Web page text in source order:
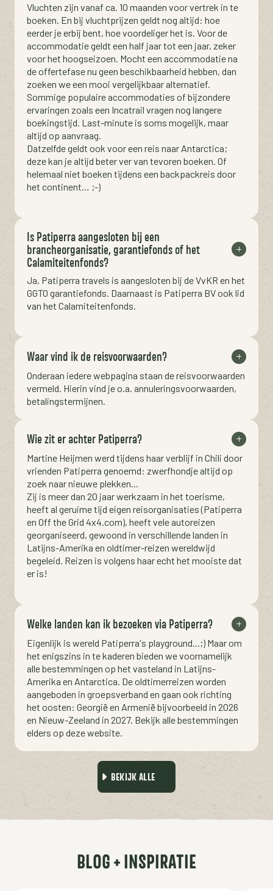
Vluchten zijn vanaf ca. 10 maanden voor vertrek in te
boeken. En bij vluchtprijzen geldt nog altijd: hoe
eerder je erbij bent, hoe voordeliger het is. Voor de
accommodatie geldt een half jaar tot een jaar, zeker
voor het hoogseizoen. Mocht een accommodatie na
de offertefase nu geen beschikbaarheid hebben, dan
zoeken we een mooi vergelijkbaar alternatief.
Sommige populaire accommodaties of bijzondere
ervaringen zoals een Incatrail vragen nog langere
boekingstijd. Last-minute is soms mogelijk, maar
altijd op aanvraag.
Datzelfde geldt ook voor een reis naar Antarctica;
deze kan je altijd beter ver van tevoren boeken. Of
helemaal niet boeken tijdens een backpackreis door
het continent… ;-)
Is Patiperra aangesloten bij een
brancheorganisatie, garantiefonds of het
Calamiteitenfonds?
Ja, Patiperra travels is aangesloten bij de VvKR en het
GGTO garantiefonds. Daarnaast is Patiperra BV ook lid
van het Calamiteitenfonds.
Waar vind ik de reisvoorwaarden?
Onderaan iedere webpagina staan de reisvoorwaarden
vermeld. Hierin vind je o.a. annuleringsvoorwaarden,
betalingstermijnen.
Wie zit er achter Patiperra?
Martine Heijmen werd tijdens haar verblijf in Chili door
vrienden Patiperra genoemd: zwerfhondje altijd op
zoek naar nieuwe plekken...
Zij is meer dan 20 jaar werkzaam in het toerisme,
heeft al geruime tijd eigen reisorganisaties (Patiperra
en Off the Grid 4x4.com), heeft vele autoreizen
georganiseerd, gewoond in verschillende landen in
Latijns-Amerika en oldtimer-reizen wereldwijd
begeleid. Reizen is volgens haar echt het mooiste dat
er is!
Welke landen kan ik bezoeken via Patiperra?
Eigenlijk is wereld Patiperra's playground...;) Maar om
het enigszins in te kaderen bieden we voornamelijk
alle bestemmingen op het vasteland in Latijns-
Amerika en Antarctica. De oldtimerreizen worden
aangeboden in groepsverband en gaan ook richting
het oosten: Georgië en Armenië bijvoorbeeld in 2026
en Nieuw-Zeeland in 2027. Bekijk alle bestemmingen
elders op deze website.
BEKIJK ALLE
BLOG + INSPIRATIE